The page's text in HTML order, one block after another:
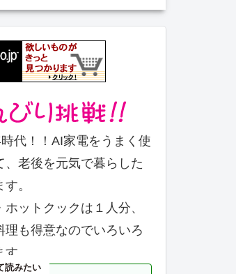
代！！AI家電をうまく使
、老後を元気で暮らした
。
ットクックは１人分、
理も得意なのでいろいろ
。